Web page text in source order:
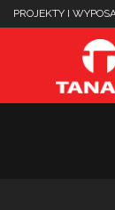
PROJEKTY I